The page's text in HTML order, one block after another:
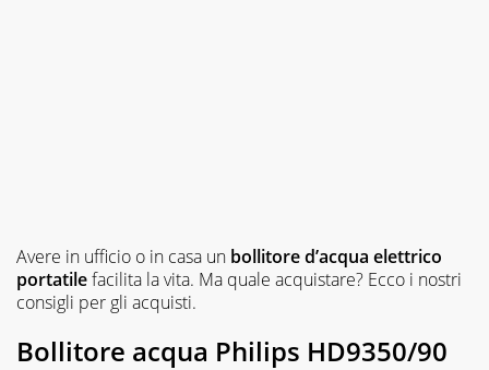
Avere in ufficio o in casa un bollitore d’acqua elettrico
portatilefacilita la vita. Ma quale acquistare? Ecco i nostri
consigli per gli acquisti.
Bollitore acqua Philips HD9350/90